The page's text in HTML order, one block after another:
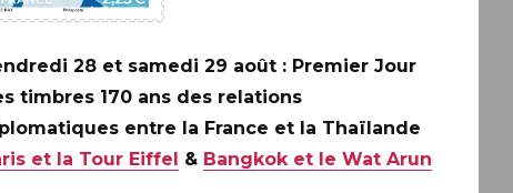
28 et samedi 29 août : Premier Jour
timbres 170 ans des relations
entre la France et la Thaïlande
et la Tour Eiffel & Bangkok et le Wat Arun